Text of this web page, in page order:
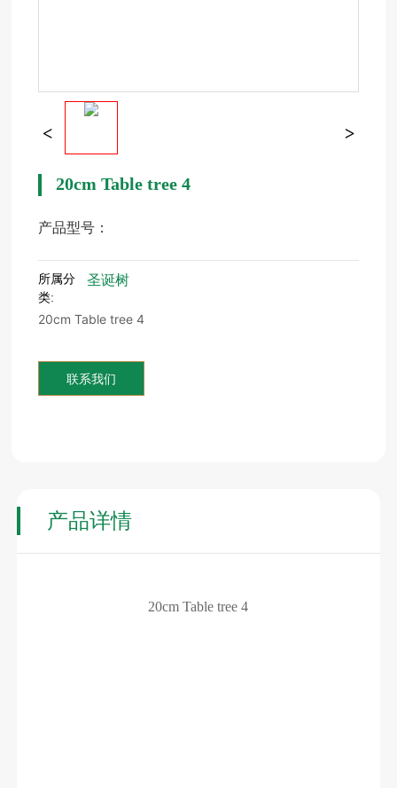
20cm Table tree 4
产品型号：
所属分
类:
圣诞树
20cm Table tree 4
联系我们
产品详情
20cm Table tree 4